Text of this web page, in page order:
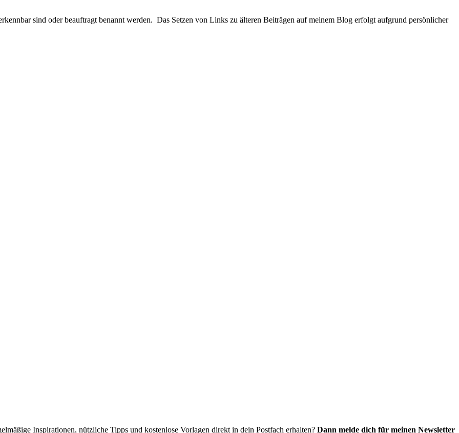
sind oder beauftragt benannt werden. Das Setzen von Links zu älteren Beiträgen auf meinem Blog erfolgt aufgrund persönlicher
Inspirationen, nützliche Tipps und kostenlose Vorlagen direkt in dein Postfach erhalten? Dann melde dich für meinen Newsletter